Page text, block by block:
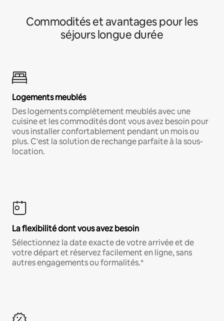
Commodités et avantages pour les
séjours longue durée
Logements meublés
Des logements complètement meublés avec une
cuisine et les commodités dont vous avez besoin pour
vous installer confortablement pendant un mois ou
plus. C'est la solution de rechange parfaite à la sous-
location.
La flexibilité dont vous avez besoin
Sélectionnez la date exacte de votre arrivée et de
votre départ et réservez facilement en ligne, sans
autres engagements ou formalités.*